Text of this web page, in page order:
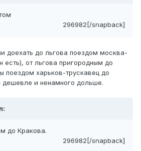
296982[/snapback]
доехать до льгова поездом москва-
есть), от льгова пригородным до
харьков-трускавец до
дешевле и ненамного дольше.
до Кракова.
296982[/snapback]